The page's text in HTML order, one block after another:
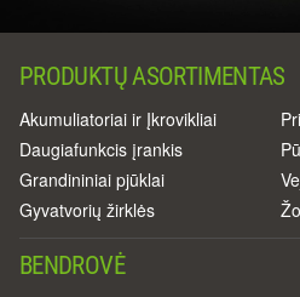
PRODUKTŲ ASORTIMENTAS
Akumuliatoriai ir Įkrovikliai
Daugiafunkcis įrankis
Grandininiai pjūklai
Gyvatvorių žirklės
BENDROVĖ